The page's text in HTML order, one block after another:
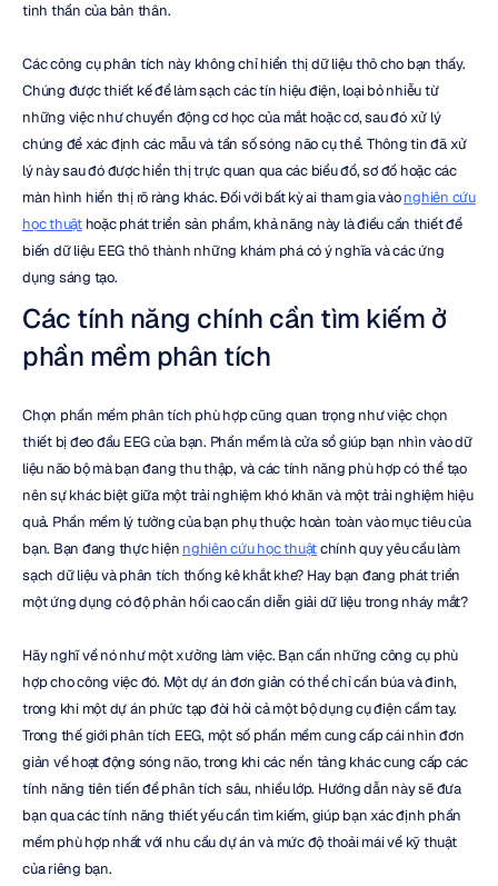
tinh thần của bản thân.
Các công cụ phân tích này không chỉ hiển thị dữ liệu thô cho bạn thấy.
Chúng được thiết kế để làm sạch các tín hiệu điện, loại bỏ nhiễu từ
những việc như chuyển động cơ học của mắt hoặc cơ, sau đó xử lý
chúng để xác định các mẫu và tần số sóng não cụ thể. Thông tin đã xử
lý này sau đó được hiển thị trực quan qua các biểu đồ, sơ đồ hoặc các
màn hình hiển thị rõ ràng khác. Đối với bất kỳ ai tham gia vào nghiên cứu
học thuật hoặc phát triển sản phẩm, khả năng này là điều cần thiết để
biến dữ liệu EEG thô thành những khám phá có ý nghĩa và các ứng
dụng sáng tạo.
Các tính năng chính cần tìm kiếm ở
phần mềm phân tích
Chọn phần mềm phân tích phù hợp cũng quan trọng như việc chọn
thiết bị đeo đầu EEG của bạn. Phần mềm là cửa sổ giúp bạn nhìn vào dữ
liệu não bộ mà bạn đang thu thập, và các tính năng phù hợp có thể tạo
nên sự khác biệt giữa một trải nghiệm khó khăn và một trải nghiệm hiệu
quả. Phần mềm lý tưởng của bạn phụ thuộc hoàn toàn vào mục tiêu của
bạn. Bạn đang thực hiện nghiên cứu học thuật chính quy yêu cầu làm
sạch dữ liệu và phân tích thống kê khắt khe? Hay bạn đang phát triển
một ứng dụng có độ phản hồi cao cần diễn giải dữ liệu trong nháy mắt?
Hãy nghĩ về nó như một xưởng làm việc. Bạn cần những công cụ phù
hợp cho công việc đó. Một dự án đơn giản có thể chỉ cần búa và đinh,
trong khi một dự án phức tạp đòi hỏi cả một bộ dụng cụ điện cầm tay.
Trong thế giới phân tích EEG, một số phần mềm cung cấp cái nhìn đơn
giản về hoạt động sóng não, trong khi các nền tảng khác cung cấp các
tính năng tiên tiến để phân tích sâu, nhiều lớp. Hướng dẫn này sẽ đưa
bạn qua các tính năng thiết yếu cần tìm kiếm, giúp bạn xác định phần
mềm phù hợp nhất với nhu cầu dự án và mức độ thoải mái về kỹ thuật
của riêng bạn.